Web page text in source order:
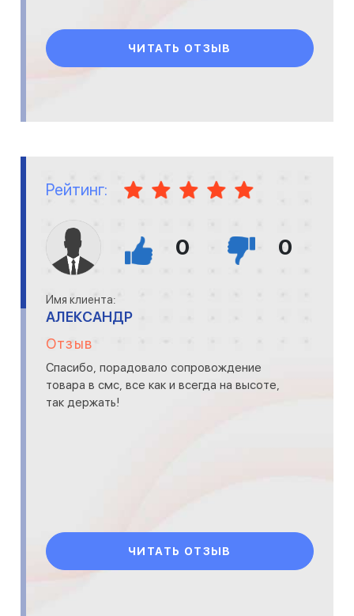
ЧИТАТЬ ОТЗЫВ
Рейтинг:
0 0
Имя клиента:
АЛЕКСАНДР
Отзыв
Спасибо, порадовало сопровождение
товара в смс, все как и всегда на высоте,
так держать!
ЧИТАТЬ ОТЗЫВ